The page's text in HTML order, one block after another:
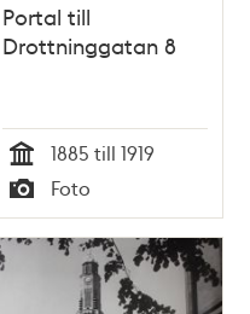
Portal till
Drottninggatan 8
Tid
1885 till 1919
Typ
Foto